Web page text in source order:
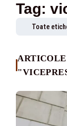
Tag:
Toate